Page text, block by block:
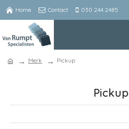
Home Contact 030 244 2485
Merk Pickup
Pickup